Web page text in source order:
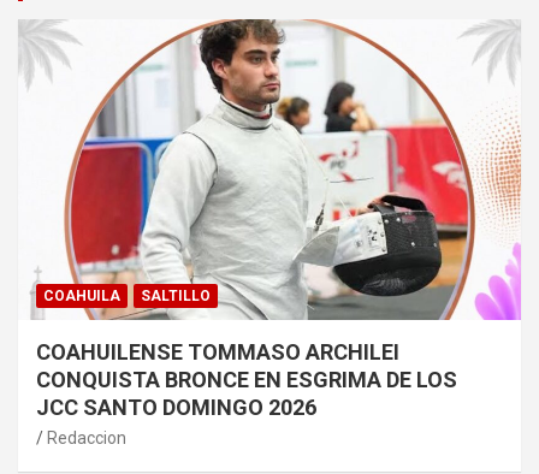
COAHUILA SALTILLO
COAHUILENSE TOMMASO ARCHILEI
CONQUISTA BRONCE EN ESGRIMA DE LOS
JCC SANTO DOMINGO 2026
Redaccion